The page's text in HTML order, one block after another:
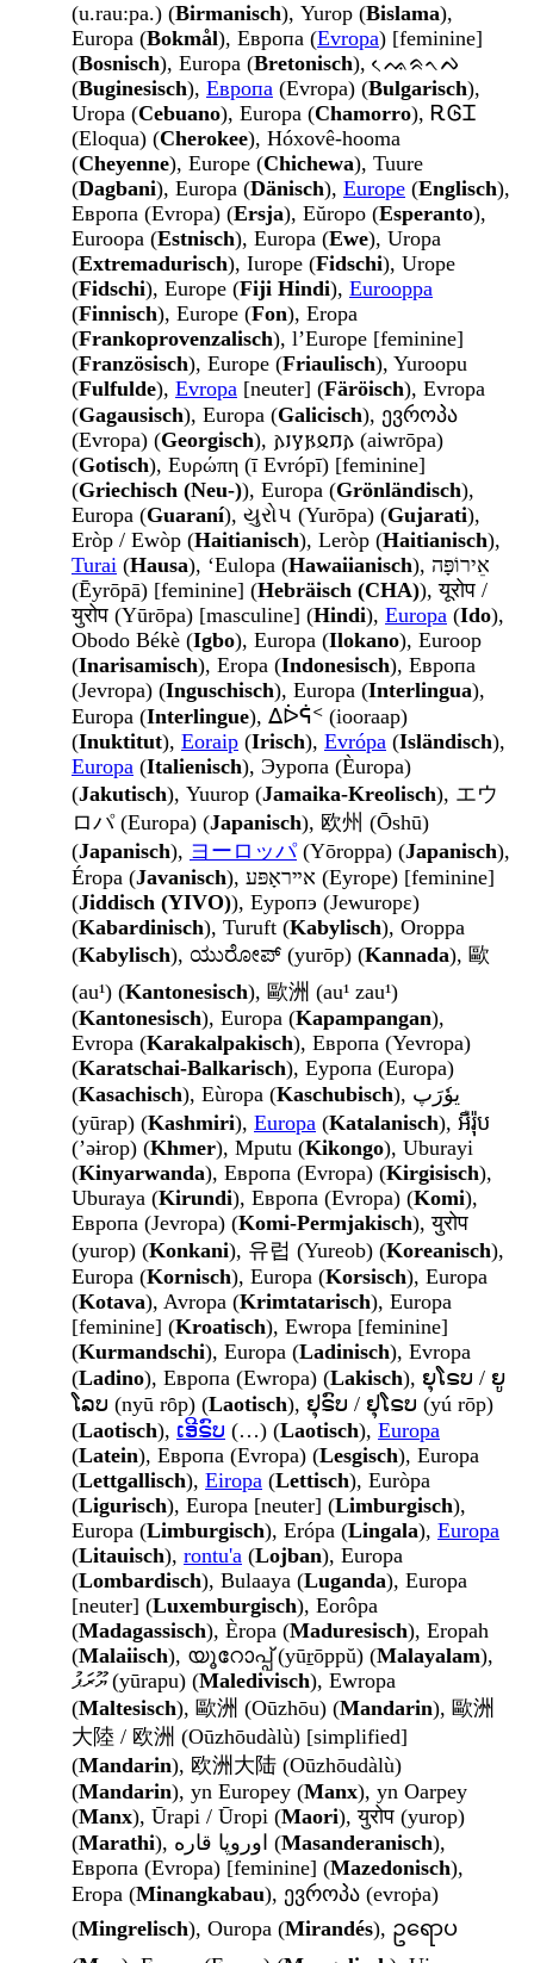
(u.rau:pa.) (Birmanisch), Yurop (Bislama),
Europa (Bokmål), Европа (Evropa) [feminine]
(Bosnisch), Europa (Bretonisch), ᨕᨙᨑᨚᨄ
(Buginesisch), Европа (Evropa) (Bulgarisch),
Uropa (Cebuano), Europa (Chamorro), ᎡᎶᏆ
(Eloqua) (Cherokee), Hóxovê-hooma
(Cheyenne), Europe (Chichewa), Tuure
(Dagbani), Europa (Dänisch), Europe (Englisch),
Европа (Evropa) (Ersja), Eŭropo (Esperanto),
Euroopa (Estnisch), Europa (Ewe), Uropa
(Extremadurisch), Iurope (Fidschi), Urope
(Fidschi), Europe (Fiji Hindi), Eurooppa
(Finnisch), Europe (Fon), Eropa
(Frankoprovenzalisch), l’Europe [feminine]
(Französisch), Europe (Friaulisch), Yuroopu
(Fulfulde), Evropa [neuter] (Färöisch), Evropa
(Gagausisch), Europa (Galicisch), ევროპა
(Evropa) (Georgisch), 𐌰𐌹𐍅𐍂𐍉𐍀𐌰 (aiwrōpa)
(Gotisch), Ευρώπη (ī Evrópī) [feminine]
(Griechisch (Neu-)), Europa (Grönländisch),
Europa (Guaraní), યુરોપ (Yurōpa) (Gujarati),
Eròp / Ewòp (Haitianisch), Leròp (Haitianisch),
Turai (Hausa), ʻEulopa (Hawaiianisch), אֵירוֹפָּה
(Ēyrōpā) [feminine] (Hebräisch (CHA)), यूरोप /
युरोप (Yūrōpa) [masculine] (Hindi), Europa (Ido),
Obodo Békè (Igbo), Europa (Ilokano), Euroop
(Inarisamisch), Eropa (Indonesisch), Европа
(Jevropa) (Inguschisch), Europa (Interlingua),
Europa (Interlingue), ᐃᐆᕌᑉ (iooraap)
(Inuktitut), Eoraip (Irisch), Evrópa (Isländisch),
Europa (Italienisch), Эуропа (Èuropa)
(Jakutisch), Yuurop (Jamaika-Kreolisch), エウ
ロパ (Europa) (Japanisch), 欧州 (Ōshū)
(Japanisch), ヨーロッパ(Yōroppa) (Japanisch),
Éropa (Javanisch), אײראָפּע (Eyrope) [feminine]
(Jiddisch (YIVO)), Еуропэ (Jewuropɛ)
(Kabardinisch), Turuft (Kabylisch), Oroppa
(Kabylisch), ಯುರೋಪ್ (yurōp) (Kannada), 歐
(au¹) (Kantonesisch), 歐洲 (au¹ zau¹)
(Kantonesisch), Europa (Kapampangan),
Evropa (Karakalpakisch), Европа (Yevropa)
(Karatschai-Balkarisch), Еуропа (Europa)
(Kasachisch), Eùropa (Kaschubisch), یوٗرَپ
(yūrap) (Kashmiri), Europa (Katalanisch), អឺរ៉ុប
(ʼəɨrop) (Khmer), Mputu (Kikongo), Uburayi
(Kinyarwanda), Европа (Evropa) (Kirgisisch),
Uburaya (Kirundi), Европа (Evropa) (Komi),
Европа (Jevropa) (Komi-Permjakisch), युरोप
(yurop) (Konkani), 유럽 (Yureob) (Koreanisch),
Europa (Kornisch), Europa (Korsisch), Europa
(Kotava), Avropa (Krimtatarisch), Europa
[feminine] (Kroatisch), Ewropa [feminine]
(Kurmandschi), Europa (Ladinisch), Evropa
(Ladino), Европа (Ewropa) (Lakisch), ຍຸໂຣບ / ຍູ
ໂລບ (nyū rȏp) (Laotisch), ຢຸຣົບ / ຢຸໂຣບ (yú rōp)
(Laotisch), ເອີຣົບ (…) (Laotisch), Europa
(Latein), Европа (Evropa) (Lesgisch), Europa
(Lettgallisch), Eiropa (Lettisch), Euròpa
(Ligurisch), Europa [neuter] (Limburgisch),
Europa (Limburgisch), Erópa (Lingala), Europa
(Litauisch), rontu'a (Lojban), Europa
(Lombardisch), Bulaaya (Luganda), Europa
[neuter] (Luxemburgisch), Eorôpa
(Madagassisch), Èropa (Maduresisch), Eropah
(Malaiisch), യൂറോപ്പ് (yūṟōppŭ) (Malayalam),
ޔޫރަޕު (yūrapu) (Maledivisch), Ewropa
(Maltesisch), 歐洲 (Oūzhōu) (Mandarin), 歐洲
大陸 / 欧洲 (Oūzhōudàlù) [simplified]
(Mandarin), 欧洲大陆 (Oūzhōudàlù)
(Mandarin), yn Europey (Manx), yn Oarpey
(Manx), Ūrapi / Ūropi (Maori), युरोप (yurop)
(Marathi ), اوروپا قاره (Masanderanisch),
Европа (Evropa) [feminine] (Mazedonisch),
Eropa (Minangkabau), ევროპა (evroṗa)
(Mingrelisch), Ouropa (Mirandés), ဥရောပ